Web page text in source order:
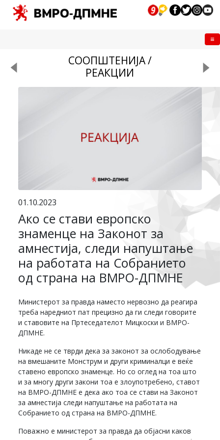
СООПШТЕНИЈА /
РЕАКЦИИ
01.10.2023
Ако се стави европско
знаменце на Законот за
амнестија, следи напуштање
на работата на Собранието
од страна на ВМРО-ДПМНЕ
Министерот за правда наместо нервозно да реагира
треба наредниот пат прецизно да ги следи говорите
и ставовите на Пртеседателот Мицкоски и ВМРО-
ДПМНЕ.
Никаде не се тврди дека за законот за ослободување
на вмешаните Монструм и други криминалци е веќе
ставено европско знаменце. Но со оглед на тоа што
и за многу други закони тоа е злоупотребено, ставот
на ВМРО-ДПМНЕ е дека ако тоа се стави на Законот
за амнестија следи напуштање на работата на
Собранието од страна на ВМРО-ДПМНЕ.
Поважно е министерот за правда да објасни каков